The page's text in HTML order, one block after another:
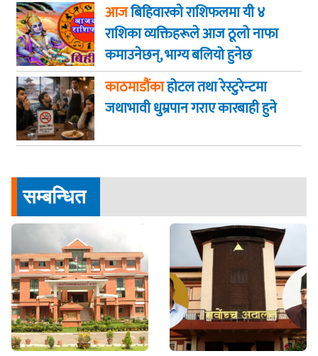
आजबिहिवारकाे राशिफलमा यी ४
राशिका व्यक्तिहरूले आज ठूलो नाफा
कमाउनेछन्, भाग्य बलियो हुनेछ
काठमाडौंकाहोटल तथा रेस्टुरेन्टमा
जथाभावी धुम्रपान गराए कारबाही हुने
सम्बन्धित